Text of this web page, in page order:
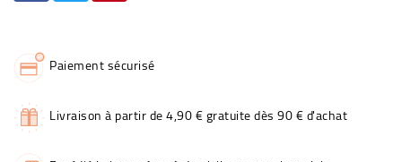
Paiement sécurisé
Livraison à partir de 4,90 € gratuite dès 90 € d'achat